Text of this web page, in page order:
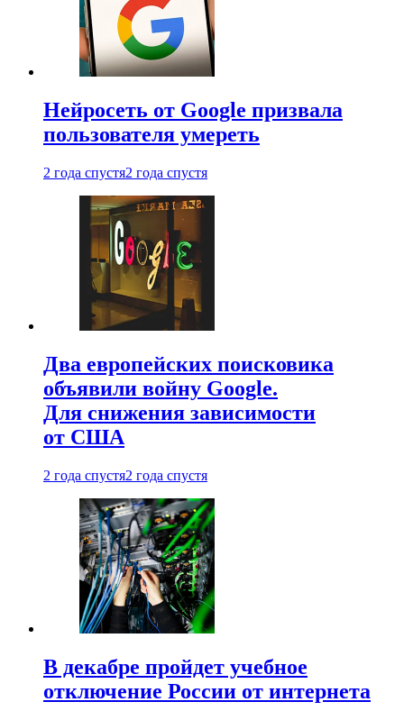
Нейросеть от Google призвала
пользователя умереть
2 года спустя2 года спустя
Два европейских поисковика
объявили войну Google.
Для снижения зависимости
от США
2 года спустя2 года спустя
В декабре пройдет учебное
отключение России от интернета